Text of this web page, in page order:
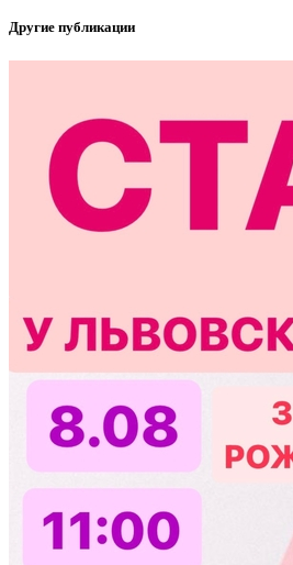
Другие публикации